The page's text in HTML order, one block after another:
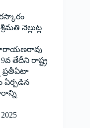
నెల్లుట్ల
నారాయణరావు
తేదీని రాష్ట్ర
ప్రతీఏటా
ఏర్పడిన